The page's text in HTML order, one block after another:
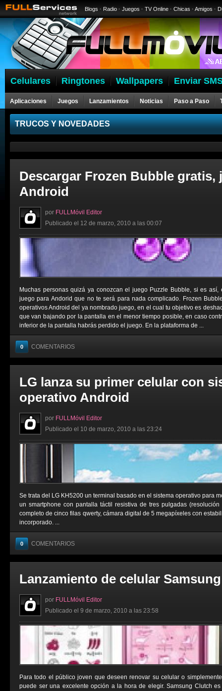
Blogs · Radio · Juegos · TV Online · Chicas · Amigos ·
Celulares Ringtones Wallpapers Enviar
Aplicaciones Juegos Lanzamientos Noticias Paso a Paso
Celulares
TRUCOS Y NOVEDADES
Descargar Frozen Bubble gratis,
Android
por FULLMóvil Editor
Publicado el 12 de marzo, 2010 a las 00:07
Muchas personas quizá ya conozcan el juego Puzzle Bubble, si es así,
juego para Andorid que no te será para nada complicado. Frozen
operativos Android del ya nombrado juego, en el cual tu objetivo es
que van bajando por la pantalla en el menor tiempo posible, en caso
inferior de la pantalla habrás perdido el juego. En la plataforma de ...
0 COMENTARIOS
LG lanza su primer celular con
operativo Android
por FULLMóvil Editor
Publicado el 10 de marzo, 2010 a las 23:24
Se trata del LG KH5200 un terminal basado en el sistema operativo para
un smartphone con pantalla táctil resistiva de tres pulgadas
completo de cinco filas qwerty, cámara digital de 5 megapíxeles con
incorporado. ...
0 COMENTARIOS
Lanzamiento de celular
por FULLMóvil Editor
Publicado el 9 de marzo, 2010 a las 23:58
Para todo el público joven que deseen renovar su celular o
puede ser una excelente opción a la hora de elegir. Samsung Clutch